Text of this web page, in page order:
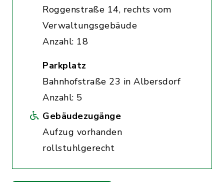
Roggenstraße 14, rechts vom
Verwaltungsgebäude
Anzahl: 18
Parkplatz
Bahnhofstraße 23 in Albersdorf
Anzahl: 5
Gebäudezugänge
Aufzug vorhanden
rollstuhlgerecht